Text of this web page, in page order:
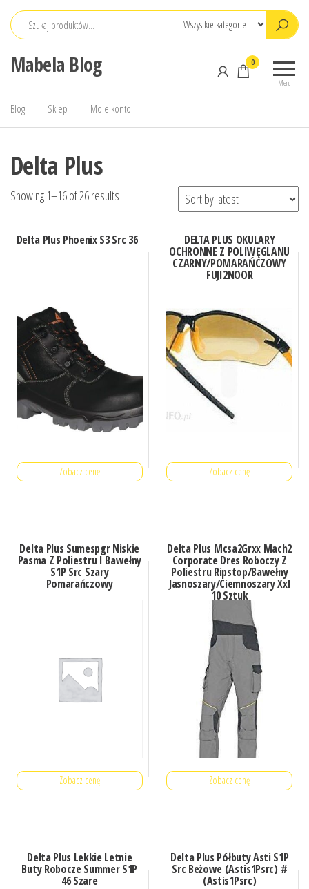
Przejdź
Mabela Blog
Menu
0
Blog Sklep Moje konto
Delta Plus
Showing 1–16 of 26 results
Delta Plus Phoenix S3 Src 36
Zobacz cenę
DELTA PLUS OKULARY
OCHRONNE Z POLIWĘGLANU
CZARNY/POMARAŃCZOWY
FUJI2NOOR
Zobacz cenę
Delta Plus Sumespgr Niskie
Pasma Z Poliestru I Bawełny
S1P Src Szary
Pomarańczowy
Zobacz cenę
Delta Plus Mcsa2Grxx Mach2
Corporate Dres Roboczy Z
Poliestru Ripstop/Bawełny
Jasnoszary/Ciemnoszary Xxl
10 Sztuk
Zobacz cenę
Delta Plus Lekkie Letnie
Buty Robocze Summer S1P
46 Szare
Delta Plus Półbuty Asti S1P
Src Beżowe (Astis1Psrc) #
(Astis1Psrc)